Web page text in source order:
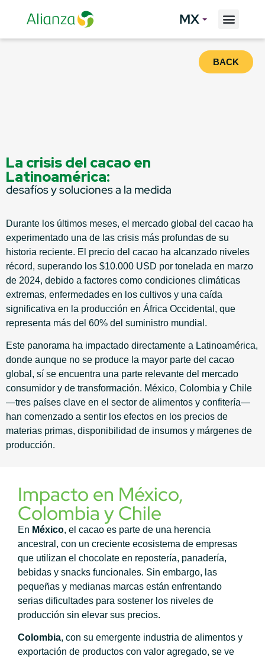
MX
BACK
La crisis del cacao en
Latinoamérica:
desafíos y soluciones a la medida
Durante los últimos meses, el mercado global del cacao ha
experimentado una de las crisis más profundas de su
historia reciente. El precio del cacao ha alcanzado niveles
récord, superando los $10.000 USD por tonelada en marzo
de 2024, debido a factores como condiciones climáticas
extremas, enfermedades en los cultivos y una caída
significativa en la producción en África Occidental, que
representa más del 60% del suministro mundial.
Este panorama ha impactado directamente a Latinoamérica,
donde aunque no se produce la mayor parte del cacao
global, sí se encuentra una parte relevante del mercado
consumidor y de transformación. México, Colombia y Chile
—tres países clave en el sector de alimentos y confitería—
han comenzado a sentir los efectos en los precios de
materias primas, disponibilidad de insumos y márgenes de
producción.
Impacto en México,
Colombia y Chile
En México, el cacao es parte de una herencia
ancestral, con un creciente ecosistema de empresas
que utilizan el chocolate en repostería, panadería,
bebidas y snacks funcionales. Sin embargo, las
pequeñas y medianas marcas están enfrentando
serias dificultades para sostener los niveles de
producción sin elevar sus precios.
Colombia, con su emergente industria de alimentos y
exportación de productos con valor agregado, se ve